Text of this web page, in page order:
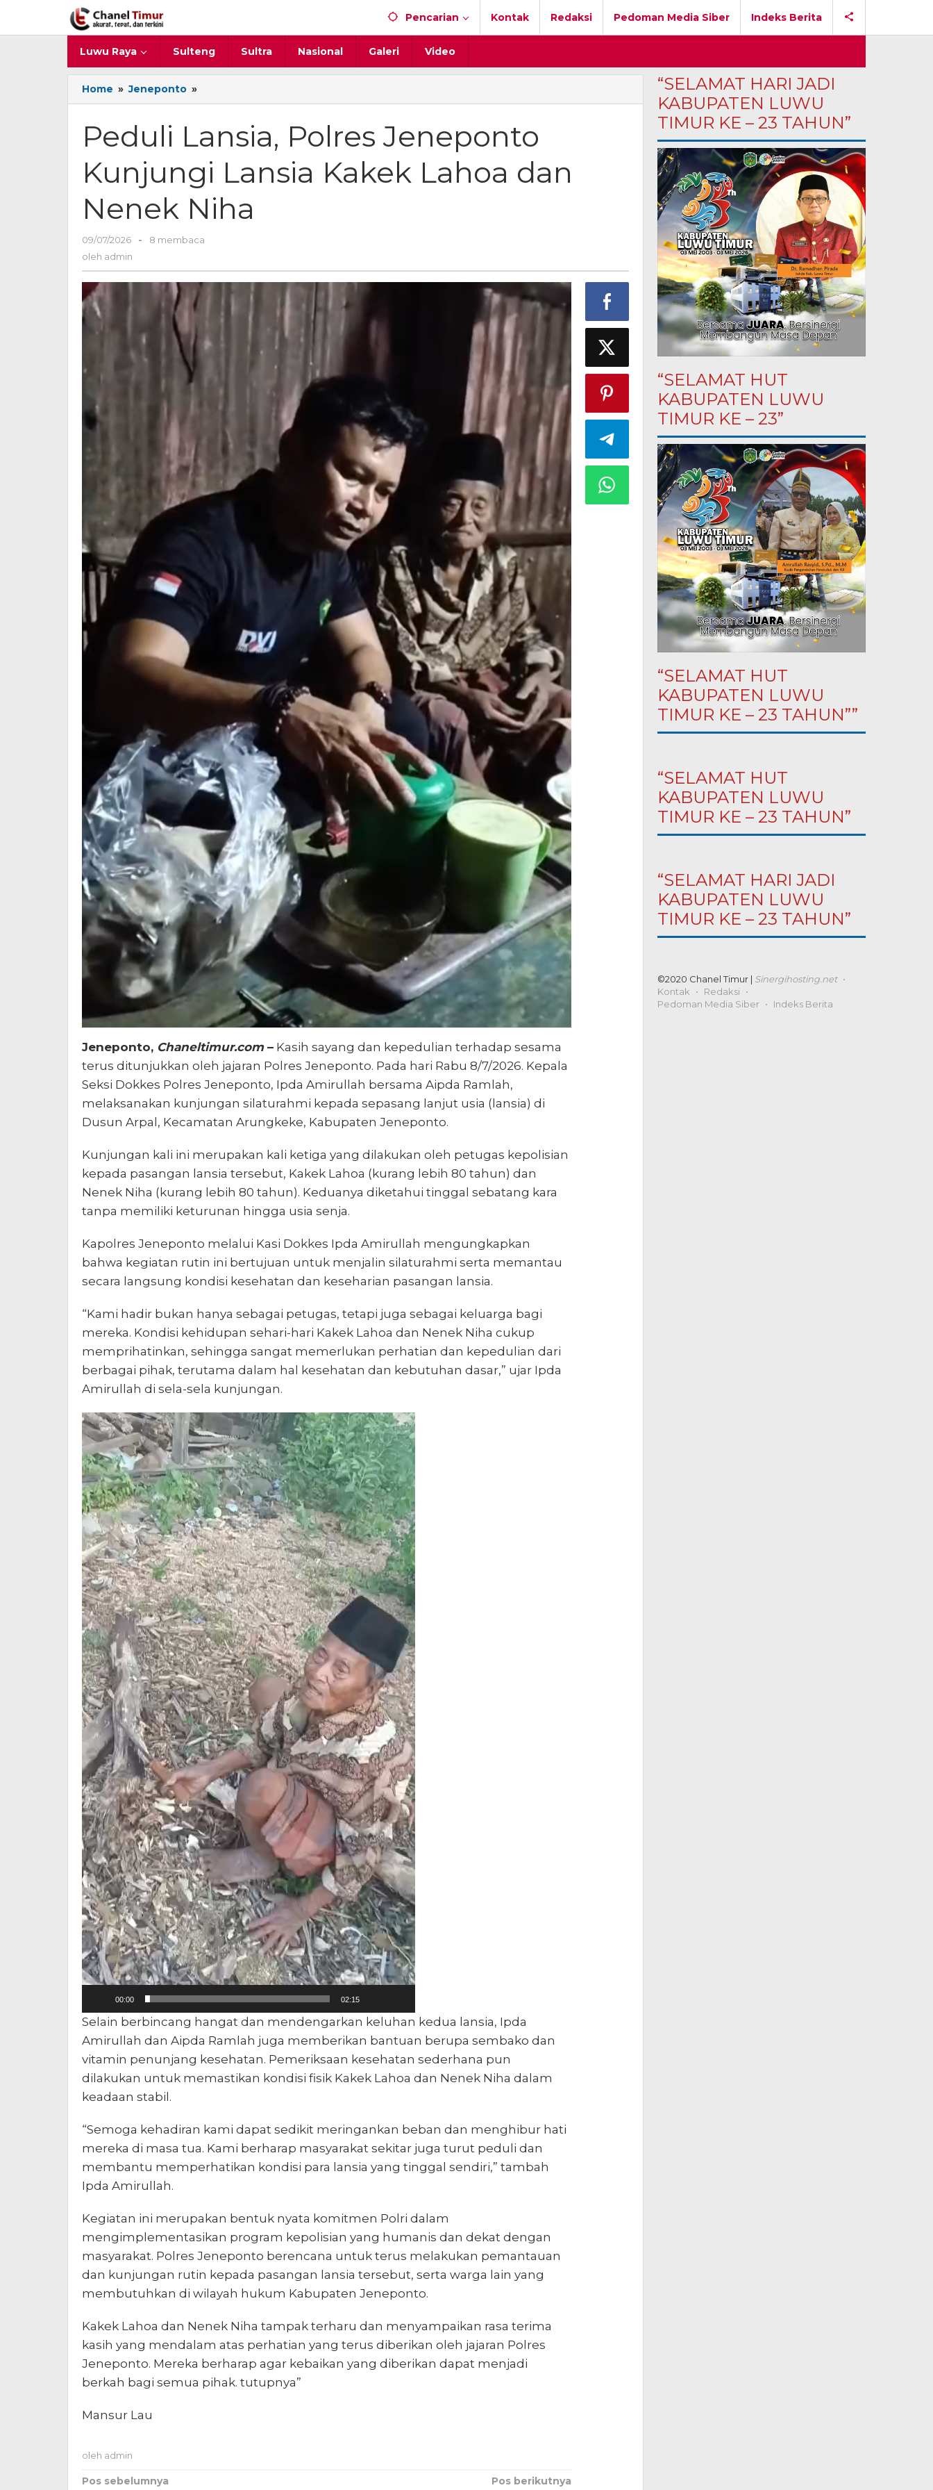
konten
Pencarian Kontak Redaksi Pedoman Media Siber Indeks Berita
Luwu Raya Sulteng Sultra Nasional Galeri Video
Home » Jeneponto »
Lansia,
Jeneponto
Kunjungi
Lansia
Kakek
Lahoa
dan
Nenek
Peduli Lansia, Polres Jeneponto
Kunjungi Lansia Kakek Lahoa dan
Nenek Niha
09/07/2026
oleh
-
8 membaca
oleh admin
Jeneponto, Chaneltimur.com– Kasih sayang dan kepedulian terhadap sesama
terus ditunjukkan oleh jajaran Polres Jeneponto. Pada hari Rabu 8/7/2026. Kepala
Seksi Dokkes Polres Jeneponto, Ipda Amirullah bersama Aipda Ramlah,
melaksanakan kunjungan silaturahmi kepada sepasang lanjut usia (lansia) di
Dusun Arpal, Kecamatan Arungkeke, Kabupaten Jeneponto.
Kunjungan kali ini merupakan kali ketiga yang dilakukan oleh petugas kepolisian
kepada pasangan lansia tersebut, Kakek Lahoa (kurang lebih 80 tahun) dan
Nenek Niha (kurang lebih 80 tahun). Keduanya diketahui tinggal sebatang kara
tanpa memiliki keturunan hingga usia senja.
Kapolres Jeneponto melalui Kasi Dokkes Ipda Amirullah mengungkapkan
bahwa kegiatan rutin ini bertujuan untuk menjalin silaturahmi serta memantau
secara langsung kondisi kesehatan dan keseharian pasangan lansia.
“Kami hadir bukan hanya sebagai petugas, tetapi juga sebagai keluarga bagi
mereka. Kondisi kehidupan sehari-hari Kakek Lahoa dan Nenek Niha cukup
memprihatinkan, sehingga sangat memerlukan perhatian dan kepedulian dari
berbagai pihak, terutama dalam hal kesehatan dan kebutuhan dasar,” ujar Ipda
Amirullah di sela-sela kunjungan.
Pemutar
Video
00:00 02:15
Selain berbincang hangat dan mendengarkan keluhan kedua lansia, Ipda
Amirullah dan Aipda Ramlah juga memberikan bantuan berupa sembako dan
vitamin penunjang kesehatan. Pemeriksaan kesehatan sederhana pun
dilakukan untuk memastikan kondisi fisik Kakek Lahoa dan Nenek Niha dalam
keadaan stabil.
“Semoga kehadiran kami dapat sedikit meringankan beban dan menghibur hati
mereka di masa tua. Kami berharap masyarakat sekitar juga turut peduli dan
membantu memperhatikan kondisi para lansia yang tinggal sendiri,” tambah
Ipda Amirullah.
Kegiatan ini merupakan bentuk nyata komitmen Polri dalam
mengimplementasikan program kepolisian yang humanis dan dekat dengan
masyarakat. Polres Jeneponto berencana untuk terus melakukan pemantauan
dan kunjungan rutin kepada pasangan lansia tersebut, serta warga lain yang
membutuhkan di wilayah hukum Kabupaten Jeneponto.
Kakek Lahoa dan Nenek Niha tampak terharu dan menyampaikan rasa terima
kasih yang mendalam atas perhatian yang terus diberikan oleh jajaran Polres
Jeneponto. Mereka berharap agar kebaikan yang diberikan dapat menjadi
berkah bagi semua pihak. tutupnya”
Mansur Lau
oleh admin
Navigasi
Pos sebelumnya
Pos berikutnya
“SELAMAT HARI JADI
KABUPATEN LUWU
TIMUR KE – 23 TAHUN”
“SELAMAT HUT
KABUPATEN LUWU
TIMUR KE – 23”
“SELAMAT HUT
KABUPATEN LUWU
TIMUR KE – 23 TAHUN””
“SELAMAT HUT
KABUPATEN LUWU
TIMUR KE – 23 TAHUN”
“SELAMAT HARI JADI
KABUPATEN LUWU
TIMUR KE – 23 TAHUN”
©2020 Chanel Timur | Sinergihosting.net
Kontak
Redaksi
Pedoman Media Siber
Indeks Berita